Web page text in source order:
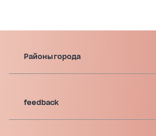
Районы города
feedback